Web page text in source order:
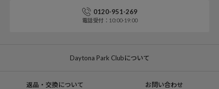
0120-951-269
電話受付：10:00-19:00
Daytona Park Clubについて
返品・交換について お問い合わせ